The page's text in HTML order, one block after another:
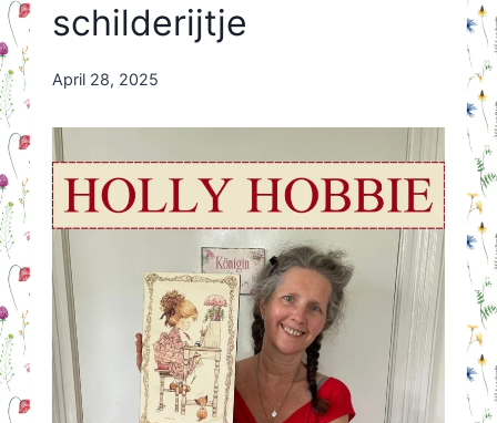
schilderijtje
By
Orriëns
April 28, 2025